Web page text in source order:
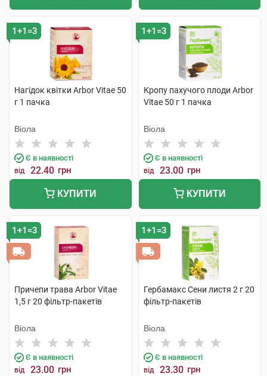
1+1=3
Нагідок квітки Arbor Vitae 50
г 1 пачка
Віола
Є в наявності
від 22.40 грн
КУПИТИ
1+1=3
Кропу пахучого плоди Arbor
Vitae 50 г 1 пачка
Віола
Є в наявності
від 23.00 грн
КУПИТИ
1+1=3
Причепи трава Arbor Vitae
1,5 г 20 фільтр-пакетів
Віола
Є в наявності
від 23.00 грн
1+1=3
Гербамакс Сени листя 2 г 20
фільтр-пакетів
Віола
Є в наявності
від 23.30 грн